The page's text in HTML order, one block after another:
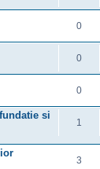
0
0
0
si
1
3